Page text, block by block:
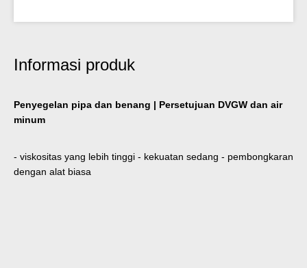
Informasi produk
Penyegelan pipa dan benang | Persetujuan DVGW dan air
minum
- viskositas yang lebih tinggi - kekuatan sedang - pembongkaran
dengan alat biasa